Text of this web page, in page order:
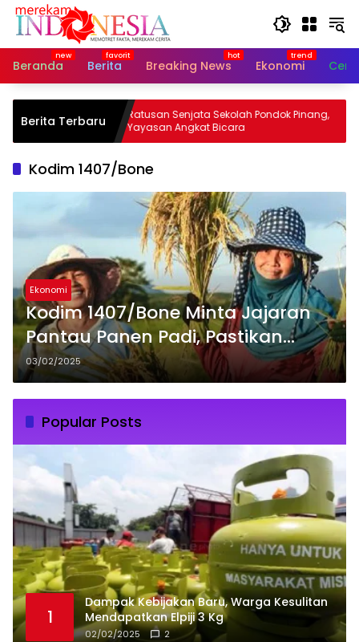
Langsung
Beranda
Berita Breaking News Ekonomi
Berita Terbaru
Bayi
Ratusan Senjata Sekolah Pondok Pinang,
Yayasan Angkat Bicara
Kodim 1407/Bone
Ekonomi
Kodim 1407/Bone Minta Jajaran
Pantau Panen Padi, Pastikan
Harga Gabah Minimal Rp
6.500/Kg
03/02/2025
Popular Posts
1
Dampak Kebijakan Baru, Warga Kesulitan
Mendapatkan Elpiji 3 Kg
02/02/2025 2